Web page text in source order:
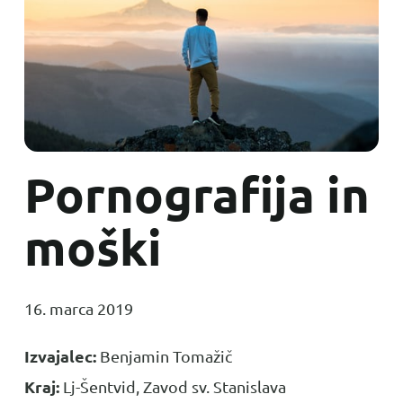
Pornografija in
moški
16. marca 2019
Izvajalec: Benjamin Tomažič
Kraj: Lj-Šentvid, Zavod sv. Stanislava